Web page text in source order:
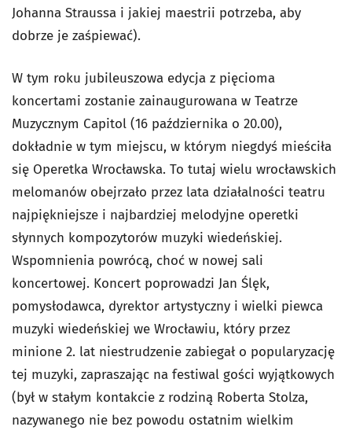
Johanna Straussa i jakiej maestrii potrzeba, aby
dobrze je zaśpiewać).
W tym roku jubileuszowa edycja z pięcioma
koncertami zostanie zainaugurowana w Teatrze
Muzycznym Capitol (16 października o 20.00),
dokładnie w tym miejscu, w którym niegdyś mieściła
się Operetka Wrocławska. To tutaj wielu wrocławskich
melomanów obejrzało przez lata działalności teatru
najpiękniejsze i najbardziej melodyjne operetki
słynnych kompozytorów muzyki wiedeńskiej.
Wspomnienia powrócą, choć w nowej sali
koncertowej. Koncert poprowadzi Jan Ślęk,
pomysłodawca, dyrektor artystyczny i wielki piewca
muzyki wiedeńskiej we Wrocławiu, który przez
minione 2. lat niestrudzenie zabiegał o popularyzację
tej muzyki, zapraszając na festiwal gości wyjątkowych
(był w stałym kontakcie z rodziną Roberta Stolza,
nazywanego nie bez powodu ostatnim wielkim